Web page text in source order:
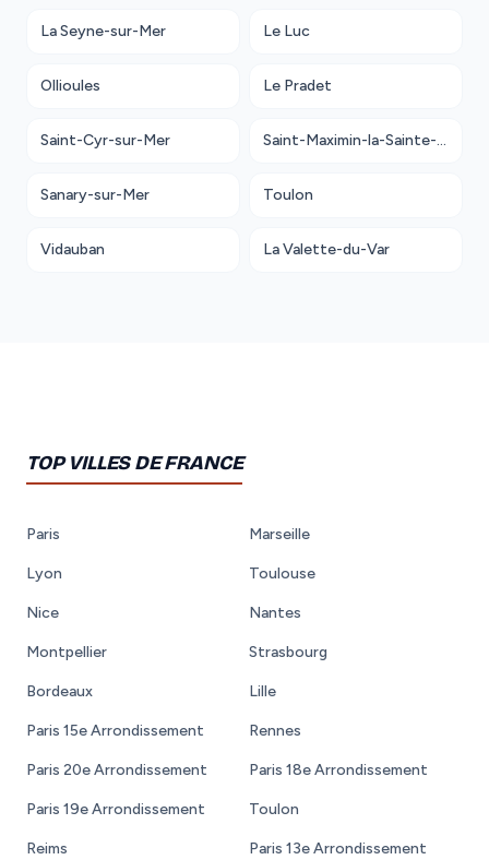
La Seyne-sur-Mer Le Luc
Ollioules Le Pradet
Saint-Cyr-sur-Mer Saint-Maximin-la-Sainte-Baume
Sanary-sur-Mer Toulon
Vidauban La Valette-du-Var
TOP VILLES DE FRANCE
Paris Marseille
Lyon Toulouse
Nice Nantes
Montpellier Strasbourg
Bordeaux Lille
Paris 15e Arrondissement Rennes
Paris 20e Arrondissement Paris 18e Arrondissement
Paris 19e Arrondissement Toulon
Reims Paris 13e Arrondissement